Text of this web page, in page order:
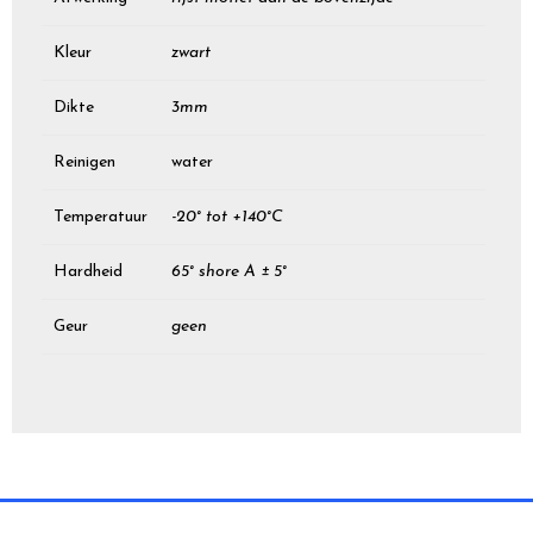
Kleur zwart
Dikte 3mm
Reinigen water
Temperatuur -20° tot +140°C
Hardheid 65° shore A ± 5°
Geur geen